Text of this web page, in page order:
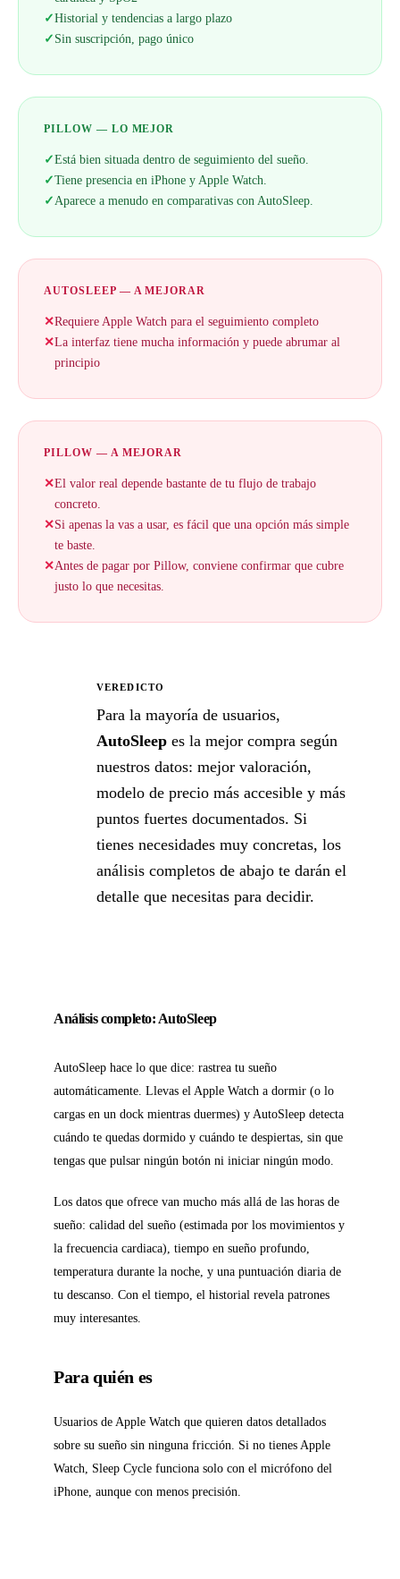
✓Historial y tendencias a largo plazo
✓Sin suscripción, pago único
PILLOW — LO MEJOR
✓Está bien situada dentro de seguimiento del sueño.
✓Tiene presencia en iPhone y Apple Watch.
✓Aparece a menudo en comparativas con AutoSleep.
AUTOSLEEP — A MEJORAR
✕Requiere Apple Watch para el seguimiento completo
✕La interfaz tiene mucha información y puede abrumar al
principio
PILLOW — A MEJORAR
✕El valor real depende bastante de tu flujo de trabajo
concreto.
✕Si apenas la vas a usar, es fácil que una opción más simple
te baste.
✕Antes de pagar por Pillow, conviene confirmar que cubre
justo lo que necesitas.
VEREDICTO
Para la mayoría de usuarios,
AutoSleep es la mejor compra según
nuestros datos: mejor valoración,
modelo de precio más accesible y más
puntos fuertes documentados. Si
tienes necesidades muy concretas, los
análisis completos de abajo te darán el
detalle que necesitas para decidir.
Análisis completo: AutoSleep
AutoSleep hace lo que dice: rastrea tu sueño
automáticamente. Llevas el Apple Watch a dormir (o lo
cargas en un dock mientras duermes) y AutoSleep detecta
cuándo te quedas dormido y cuándo te despiertas, sin que
tengas que pulsar ningún botón ni iniciar ningún modo.
Los datos que ofrece van mucho más allá de las horas de
sueño: calidad del sueño (estimada por los movimientos y
la frecuencia cardiaca), tiempo en sueño profundo,
temperatura durante la noche, y una puntuación diaria de
tu descanso. Con el tiempo, el historial revela patrones
muy interesantes.
Para quién es
Usuarios de Apple Watch que quieren datos detallados
sobre su sueño sin ninguna fricción. Si no tienes Apple
Watch, Sleep Cycle funciona solo con el micrófono del
iPhone, aunque con menos precisión.